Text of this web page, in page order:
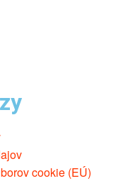
cookie (EÚ)